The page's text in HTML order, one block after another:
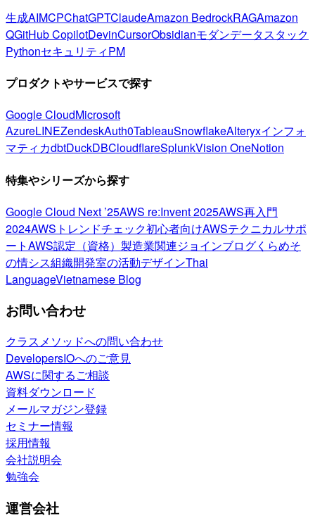
生成AIMCPChatGPTClaudeAmazon BedrockRAGAmazon
QGitHub CopilotDevinCursorObsidianモダンデータスタック
PythonセキュリティPM
プロダクトやサービスで探す
Google CloudMicrosoft
AzureLINEZendeskAuth0TableauSnowflakeAlteryxインフォ
マティカdbtDuckDBCloudflareSplunkVision OneNotion
特集やシリーズから探す
Google Cloud Next ’25AWS re:Invent 2025AWS再入門
2024AWSトレンドチェック初心者向けAWSテクニカルサポ
ートAWS認定（資格） 製造業関連ジョインブログくらめそ
の情シス組織開発室の活動デザインThai
LanguageVietnamese Blog
お問い合わせ
クラスメソッドへの問い合わせ
DevelopersIOへのご意見
AWSに関するご相談
資料ダウンロード
メールマガジン登録
セミナー情報
採用情報
会社説明会
勉強会
運営会社